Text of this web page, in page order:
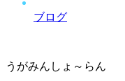
ブログ
うがみんしょ～らん